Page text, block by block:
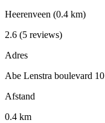
Heerenveen (0.4 km)
2.6 (5 reviews)
Adres
Abe Lenstra boulevard 10
Afstand
0.4 km